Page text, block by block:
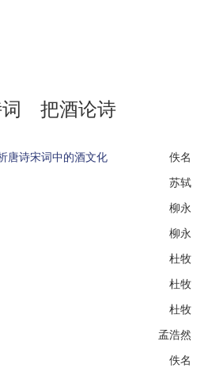
词 把酒论诗
唐诗宋词中的酒文化
佚名
苏轼
柳永
柳永
杜牧
杜牧
杜牧
孟浩然
佚名